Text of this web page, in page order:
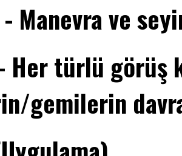
Manevra ve
Her türlü görüş
gemilerin